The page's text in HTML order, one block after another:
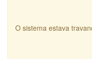
O sistema estava